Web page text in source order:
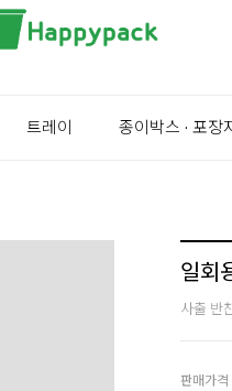
트레이 종이박스 · 포장
일회
사출 반
판매가격